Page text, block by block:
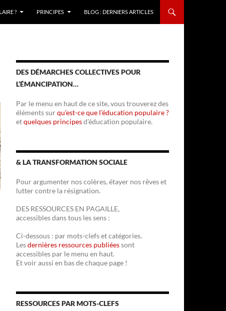
? PRINCIPES BLOG : DERNIERS ARTICLES
DES DÉMARCHES COLLECTIVES POUR
L’ÉMANCIPATION…
Par le menu en haut de ce site, vous trouverez des
éléments surqu’est-ce que l’éducation populaire ?
etquelques principesd’éducation populaire.
& LA TRANSFORMATION SOCIALE
Pour argumenter nos colères, étayer nos rêves et
lutter contre la résignation.
DES RESSOURCES EN PAGAILLE,
accessibles dans tous les sens :
Ci-dessous : par mots-clefs et catégories.
Lesdernières ressources publiéessont
accessibles par le menu en haut.
Et voir aussi en bas de chaque page !
RESSOURCES PAR MOTS-CLEFS